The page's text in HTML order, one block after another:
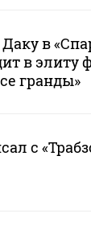
в
в элиту
гранды»
с